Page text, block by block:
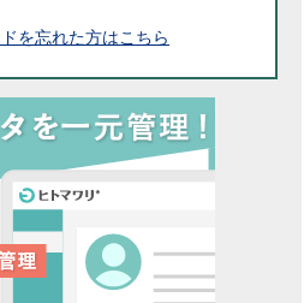
を忘れた方はこちら